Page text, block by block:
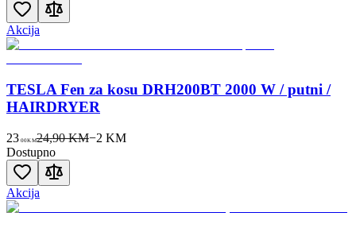
Akcija
TESLA Fen za kosu DRH200BT 2000 W / putni /
HAIRDRYER
23 00KM24,90 KM−2 KM
Dostupno
Akcija